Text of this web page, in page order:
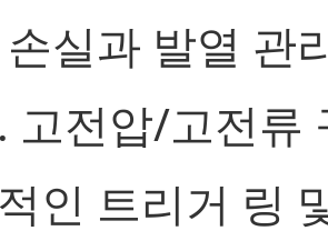
실과 발열 관
고전압/고전류
인 트리거 링